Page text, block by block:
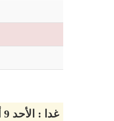
غدا : الأحد 9 أوت 2026 م